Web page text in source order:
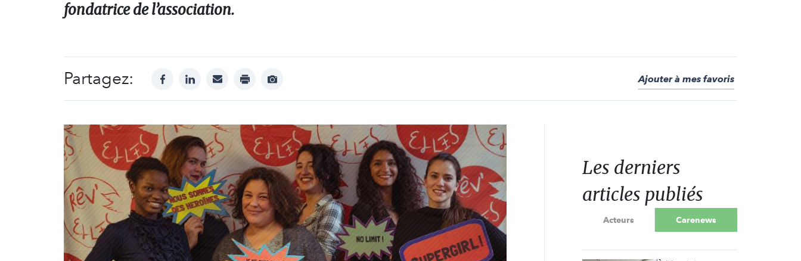
fondatrice de l’association.
Partagez: facebooklinkedinmail print
Afficher
Ajouter à mes favoris
Les derniers
articles publiés
Acteurs Carenews